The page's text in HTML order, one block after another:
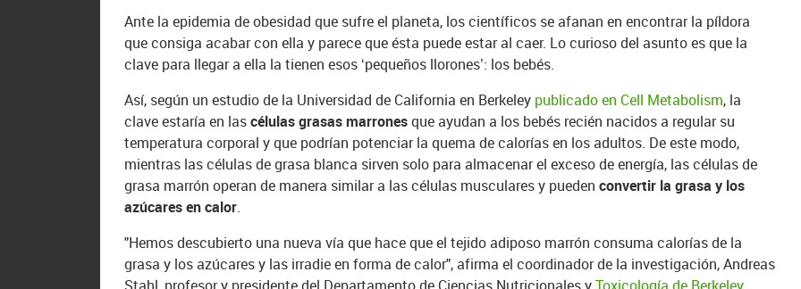
Ante la epidemia de obesidad que sufre el planeta, los científicos se afanan en encontrar la píldora
que consiga acabar con ella y parece que ésta puede estar al caer. Lo curioso del asunto es que la
clave para llegar a ella la tienen esos ‘pequeños llorones’: los bebés.
Así, según un estudio de la Universidad de California en Berkeley publicado en Cell Metabolism, la
clave estaría en lascélulas grasas marronesque ayudan a los bebés recién nacidos a regular su
temperatura corporal y que podrían potenciar la quema de calorías en los adultos. De este modo,
mientras las células de grasa blanca sirven solo para almacenar el exceso de energía, las células de
grasa marrón operan de manera similar a las células musculares y puedenconvertir la grasa y los
azúcares en calor.
"Hemos descubierto una nueva vía que hace que el tejido adiposo marrón consuma calorías de la
grasa y los azúcares y las irradie en forma de calor", afirma el coordinador de la investigación, Andreas